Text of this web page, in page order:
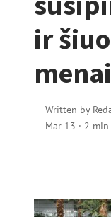
ir
menai
Written by
Mar 13 · 2 min